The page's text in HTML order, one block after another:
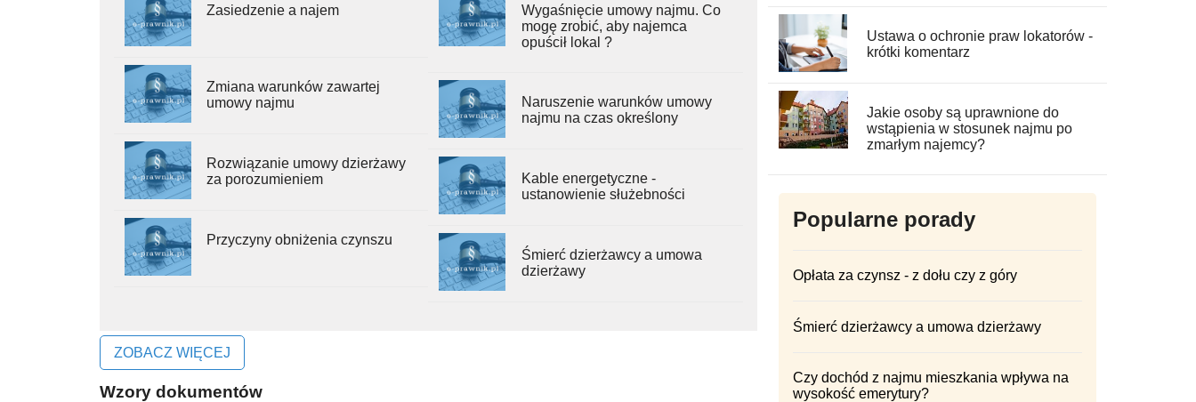
Zasiedzenie a najem
Zmiana warunków zawartej
umowy najmu
Rozwiązanie umowy dzierżawy
za porozumieniem
Przyczyny obniżenia czynszu
Wygaśnięcie umowy najmu. Co
mogę zrobić, aby najemca
opuścił lokal ?
Naruszenie warunków umowy
najmu na czas określony
Kable energetyczne -
ustanowienie służebności
Śmierć dzierżawcy a umowa
dzierżawy
ZOBACZ WIĘCEJ
Wzory dokumentów
Ustawa o ochronie praw lokatorów -
krótki komentarz
Jakie osoby są uprawnione do
wstąpienia w stosunek najmu po
zmarłym najemcy?
Popularne porady
Opłata za czynsz - z dołu czy z góry
Śmierć dzierżawcy a umowa dzierżawy
Czy dochód z najmu mieszkania wpływa na
wysokość emerytury?